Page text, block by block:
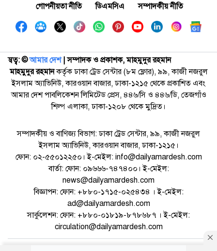
গোপনীয়তা নীতি
ডিএমসিএ সম্পাদকীয় নীতি
স্বত্ব: ©️আমার দেশ| সম্পাদক ও প্রকাশক, মাহমুদুর রহমান
মাহমুদুর রহমানকর্তৃক ঢাকা ট্রেড সেন্টার (৮ম ফ্লোর), ৯৯, কাজী নজরুল
ইসলাম অ্যাভিনিউ, কারওয়ান বাজার, ঢাকা-১২১৫ থেকে প্রকাশিত এবং
আমার দেশ পাবলিকেশন লিমিটেড প্রেস, ৪৪৬/সি ও ৪৪৬/ডি, তেজগাঁও
শিল্প এলাকা, ঢাকা-১২০৮ থেকে মুদ্রিত।
সম্পাদকীয় ও বাণিজ্য বিভাগ: ঢাকা ট্রেড সেন্টার, ৯৯, কাজী নজরুল
ইসলাম অ্যাভিনিউ, কারওয়ান বাজার, ঢাকা-১২১৫।
ফোন: ০২-৫৫০১২২৫০। ই-মেইল: info@dailyamardesh.com
বার্তা: ফোন: ০৯৬৬৬-৭৪৭৪০০। ই-মেইল:
news@dailyamardesh.com
বিজ্ঞাপন: ফোন: +৮৮০-১৭১৫-০২৫৪৩৪ । ই-মেইল:
ad@dailyamardesh.com
সার্কুলেশন: ফোন: +৮৮০-০১৮১৯-৮৭৮৬৮৭ । ই-মেইল:
circulation@dailyamardesh.com